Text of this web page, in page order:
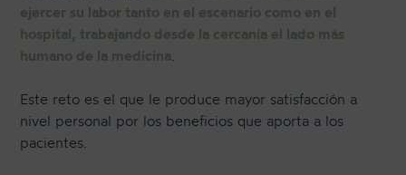
ejercer su labor tanto en el escenario como en el
hospital, trabajando desde la cercanía el lado más
humano de la medicina
Este reto es el que le produce mayor satisfacción a
nivel personal por los beneficios que aporta a los
pacientes.